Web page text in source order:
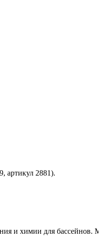
артикул 2881).
и химии для